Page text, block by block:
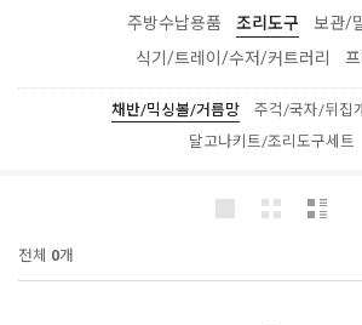
주방수납용품 조리도구 보관/
식기/트레이/수저/커트러리
채반/믹싱볼/거름망
주걱/국자/뒤집
달고나키트/조리도구세트
전체 0개